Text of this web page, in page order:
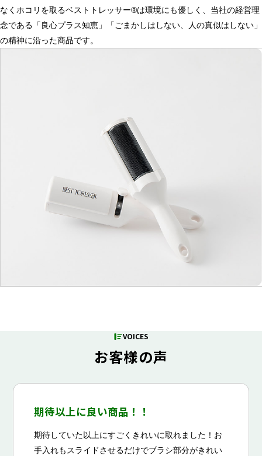
なくホコリを取るベストトレッサー®は環境にも優しく、当社の経営理
念である「良心プラス知恵」「ごまかしはしない、人の真似はしない」
の精神に沿った商品です。
VOICES
お客様の声
期待以上に良い商品！！
期待していた以上にすごくきれいに取れました！お
手入れもスライドさせるだけでブラシ部分がきれい